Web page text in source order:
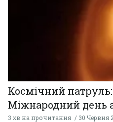
Космічний патруль:
Міжнародний день
3 хв на прочитання 30 Червня